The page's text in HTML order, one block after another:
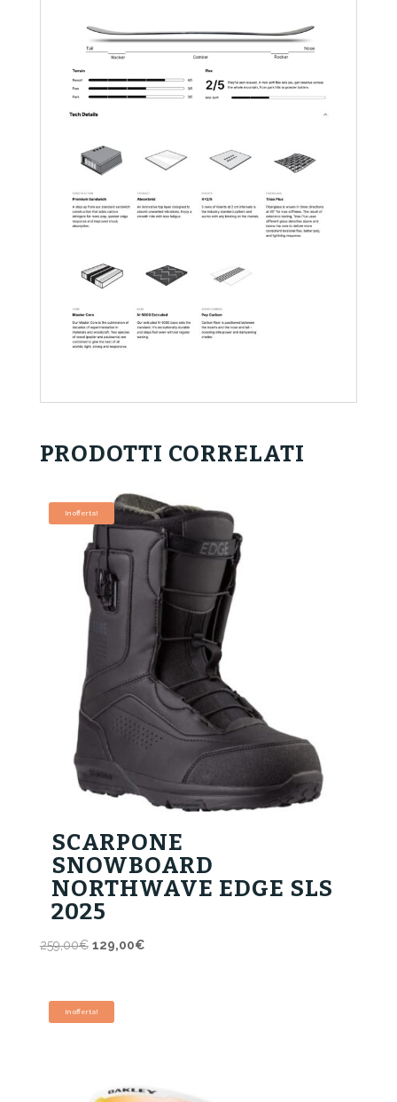
PRODOTTI CORRELATI
In offerta!
SCARPONE
SNOWBOARD
NORTHWAVE EDGE SLS
2025
259,00€ Il
era:
259,00€.
129,00€Il
In offerta!